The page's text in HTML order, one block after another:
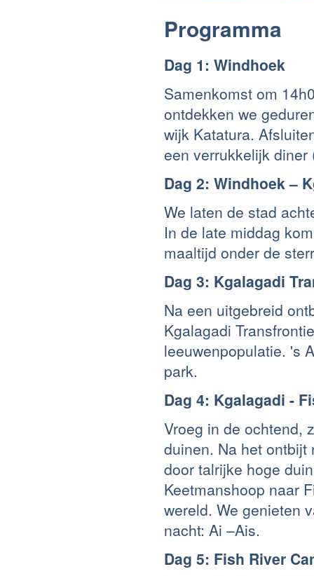
Programma
Dag 1: Windhoek
Samenkomst om
ontdekken we
wijk Katatura.
een verrukkelijk
Dag 2: Windhoek –
We laten de stad
In de late middag
maaltijd onder de
Dag 3: Kgalagadi
Na een uitgebreid
Kgalagadi
leeuwenpopulatie. 's
park.
Dag 4: Kgalagadi -
Vroeg in de ochtend,
duinen. Na het
door talrijke hoge
Keetmanshoop naar
wereld. We genieten
nacht: Ai –Ais.
Dag 5: Fish River